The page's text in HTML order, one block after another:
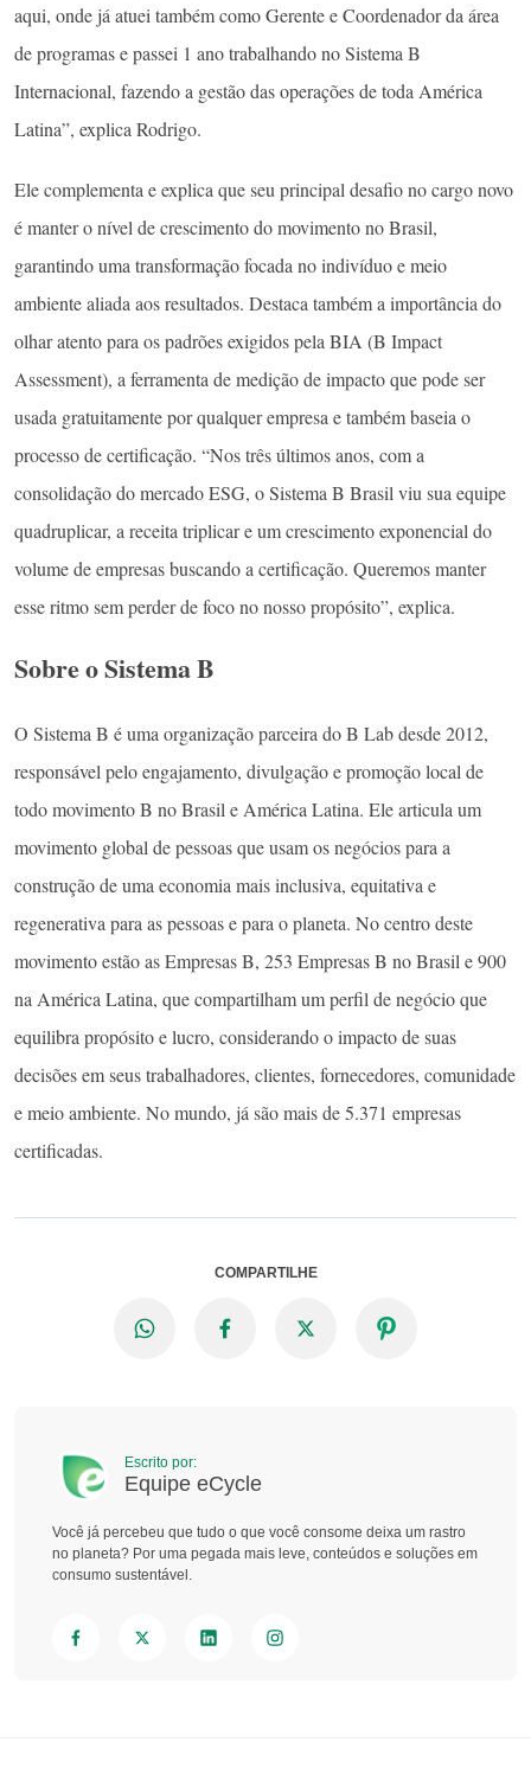
aqui, onde já atuei também como Gerente e Coordenador da área
de programas e passei 1 ano trabalhando no Sistema B
Internacional, fazendo a gestão das operações de toda América
Latina”, explica Rodrigo.
Ele complementa e explica que seu principal desafio no cargo novo
é manter o nível de crescimento do movimento no Brasil,
garantindo uma transformação focada no indivíduo e meio
ambiente aliada aos resultados. Destaca também a importância do
olhar atento para os padrões exigidos pela BIA (B Impact
Assessment), a ferramenta de medição de impacto que pode ser
usada gratuitamente por qualquer empresa e também baseia o
processo de certificação. “Nos três últimos anos, com a
consolidação do mercado ESG, o Sistema B Brasil viu sua equipe
quadruplicar, a receita triplicar e um crescimento exponencial do
volume de empresas buscando a certificação. Queremos manter
esse ritmo sem perder de foco no nosso propósito”, explica.
Sobre o Sistema B
O Sistema B é uma organização parceira do B Lab desde 2012,
responsável pelo engajamento, divulgação e promoção local de
todo movimento B no Brasil e América Latina. Ele articula um
movimento global de pessoas que usam os negócios para a
construção de uma economia mais inclusiva, equitativa e
regenerativa para as pessoas e para o planeta. No centro deste
movimento estão as Empresas B, 253 Empresas B no Brasil e 900
na América Latina, que compartilham um perfil de negócio que
equilibra propósito e lucro, considerando o impacto de suas
decisões em seus trabalhadores, clientes, fornecedores, comunidade
e meio ambiente. No mundo, já são mais de 5.371 empresas
certificadas.
COMPARTILHE
Escrito por:
Equipe eCycle
Você já percebeu que tudo o que você consome deixa um rastro
no planeta? Por uma pegada mais leve, conteúdos e soluções em
consumo sustentável.